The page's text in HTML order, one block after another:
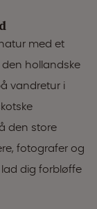
med et
hollandske
vandretur i
den store
fotografer og
dig forbløffe